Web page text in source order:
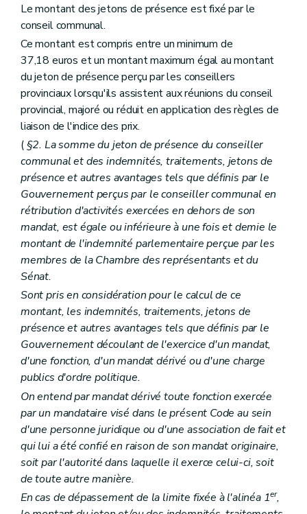
Art. L1431-1
Titre IV Administration des (secteurs)
Chapitre unique
Art. L1441-1
Titre V Les finances des (secteurs)
Chapitre unique
Art. L1451-1
Art. L1451-2
Art. L1451-3
Livre V De la coopération entre communes
Titre premier Dispositions générales
Chapitre premier Champ d'application
Art. L1511-1
Chapitre II Les modes de coopération
Section première Les conventions entre communes
Art. L1512-1
Section 2
Les associations de projet
Art. L1512-2
Section 3 Les associations intercommunales
Art. L1512-3
Art. L1512-5
Section 4 Dispositions communes
Art. L1512-6
Titre II Modalités de fonctionnement
Chapitre premier
Les conventions entre communes
Art. L1521-1
Art. L1521-2
Art. L1521-3
Chapitre II
Les associations de projet
Art. L1522-1
Art. L1522-2
Art. L1522-3
Art. L1522-4
Art. L1522-5
Art. L1522-6
Art. L1522-7
Art. L1522-8
Chapitre III Les intercommunales
Le montant des jetons de présence est fixé par le
conseil communal.
Ce montant est compris entre un minimum de
37,18 euros et un montant maximum égal au montant
du jeton de présence perçu par les conseillers
provinciaux lorsqu'ils assistent aux réunions du conseil
provincial, majoré ou réduit en application des règles de
liaison de l'indice des prix.
( §2. La somme du jeton de présence du conseiller
communal et des indemnités, traitements, jetons de
présence et autres avantages tels que définis par le
Gouvernement perçus par le conseiller communal en
rétribution d'activités exercées en dehors de son
mandat, est égale ou inférieure à une fois et demie le
montant de l'indemnité parlementaire perçue par les
membres de la Chambre des représentants et du
Sénat.
Sont pris en considération pour le calcul de ce
montant, les indemnités, traitements, jetons de
présence et autres avantages tels que définis par le
Gouvernement découlant de l'exercice d'un mandat,
d'une fonction, d'un mandat dérivé ou d'une charge
publics d'ordre politique.
On entend par mandat dérivé toute fonction exercée
par un mandataire visé dans le présent Code au sein
d'une personne juridique ou d'une association de fait et
qui lui a été confié en raison de son mandat originaire,
soit par l'autorité dans laquelle il exerce celui-ci, soit
de toute autre manière.
En cas de dépassement de la limite fixée à l'alinéa 1er,